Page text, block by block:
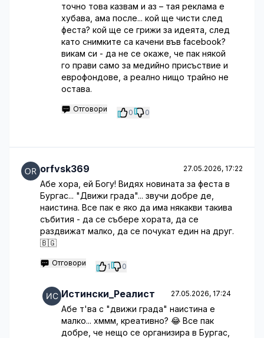
точно това казвам и аз – тая реклама е
хубава, ама после... кой ще чисти след
феста? кой ще се грижи за идеята, след
като снимките са качени във facebook?
викам си - да не се окаже, че пак някой
го прави само за медийно присъствие и
еврофондове, а реално нищо трайно не
остава.
Отговори 0 0
orfvsk369 27.05.2026, 17:22
Абе хора, ей Богу! Видях новината за феста в
Бургас... "Движи града"... звучи добре де,
наистина. Все пак е яко да има някакви такива
събития - да се събере хората, да се
раздвижат малко, да се почукат един на друг.
🇧🇬
Отговори 1 0
Истински_Реалист 27.05.2026, 17:24
Абе т'ва с "движи града" наистина е
малко... хммм, креативно? 😂 Все пак
добре, че нещо се организира в Бургас,